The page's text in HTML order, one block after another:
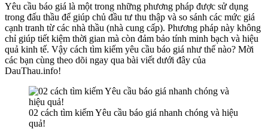
Yêu cầu báo giá là một trong những phương pháp được sử dụng
trong đấu thầu để giúp chủ đầu tư thu thập và so sánh các mức giá
cạnh tranh từ các nhà thầu (nhà cung cấp). Phương pháp này không
chỉ giúp tiết kiệm thời gian mà còn đảm bảo tính minh bạch và hiệu
quả kinh tế. Vậy cách tìm kiếm yêu cầu báo giá như thế nào? Mời
các bạn cùng theo dõi ngay qua bài viết dưới đây của
DauThau.info!
02 cách tìm kiếm Yêu cầu báo giá nhanh chóng và hiệu
quả!